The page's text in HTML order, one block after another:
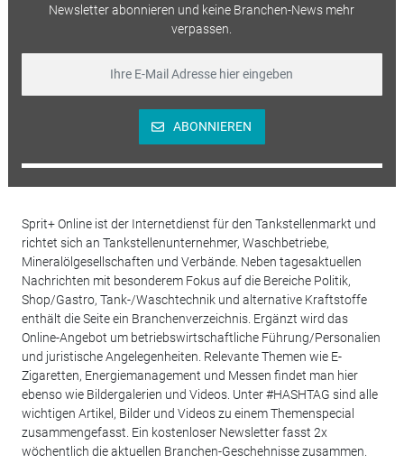
Newsletter abonnieren und keine Branchen-News mehr
verpassen.
ABONNIEREN
Sprit+ Online ist der Internetdienst für den Tankstellenmarkt und
richtet sich an Tankstellenunternehmer, Waschbetriebe,
Mineralölgesellschaften und Verbände. Neben tagesaktuellen
Nachrichten mit besonderem Fokus auf die Bereiche Politik,
Shop/Gastro, Tank-/Waschtechnik und alternative Kraftstoffe
enthält die Seite ein Branchenverzeichnis. Ergänzt wird das
Online-Angebot um betriebswirtschaftliche Führung/Personalien
und juristische Angelegenheiten. Relevante Themen wie E-
Zigaretten, Energiemanagement und Messen findet man hier
ebenso wie Bildergalerien und Videos. Unter #HASHTAG sind alle
wichtigen Artikel, Bilder und Videos zu einem Themenspecial
zusammengefasst. Ein kostenloser Newsletter fasst 2x
wöchentlich die aktuellen Branchen-Geschehnisse zusammen.